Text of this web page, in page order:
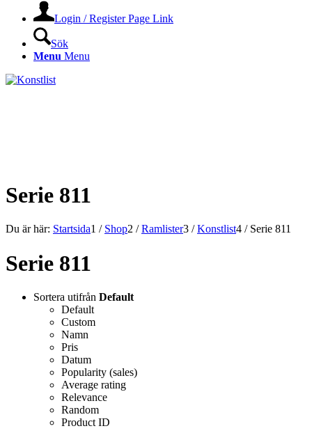
Login / Register Page Link
Sök
Menu Menu
Serie 811
Du är här: Startsida1 / Shop2 / Ramlister3 / Konstlist4 / Serie 811
Serie 811
Sortera utifrån Default
Default
Custom
Namn
Pris
Datum
Popularity (sales)
Average rating
Relevance
Random
Product ID